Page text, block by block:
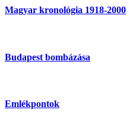
Magyar kronológia 1918-2000
Budapest bombázása
Emlékpontok